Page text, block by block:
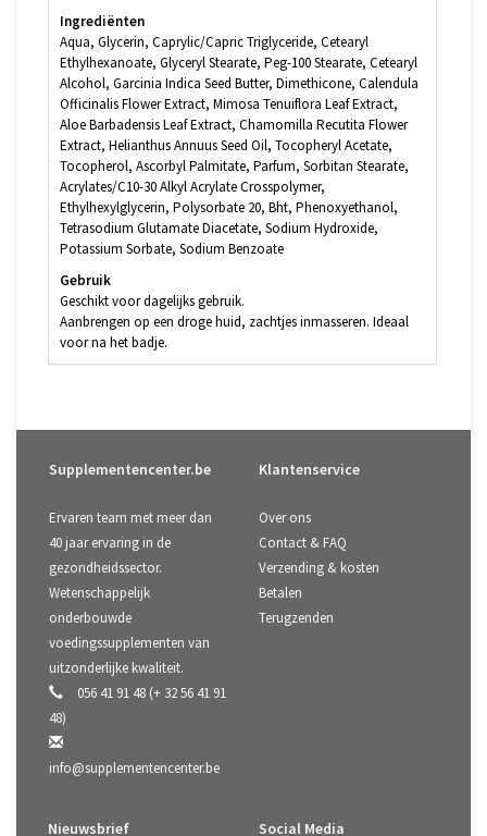
Ingrediënten
Aqua, Glycerin, Caprylic/Capric Triglyceride, Cetearyl
Ethylhexanoate, Glyceryl Stearate, Peg-100 Stearate, Cetearyl
Alcohol, Garcinia Indica Seed Butter, Dimethicone, Calendula
Officinalis Flower Extract, Mimosa Tenuiflora Leaf Extract,
Aloe Barbadensis Leaf Extract, Chamomilla Recutita Flower
Extract, Helianthus Annuus Seed Oil, Tocopheryl Acetate,
Tocopherol, Ascorbyl Palmitate, Parfum, Sorbitan Stearate,
Acrylates/C10-30 Alkyl Acrylate Crosspolymer,
Ethylhexylglycerin, Polysorbate 20, Bht, Phenoxyethanol,
Tetrasodium Glutamate Diacetate, Sodium Hydroxide,
Potassium Sorbate, Sodium Benzoate
Gebruik
Geschikt voor dagelijks gebruik.
Aanbrengen op een droge huid, zachtjes inmasseren. Ideaal
voor na het badje.
Supplementencenter.be
Ervaren team met meer dan
40 jaar ervaring in de
gezondheidssector.
Wetenschappelijk
onderbouwde
voedingssupplementen van
uitzonderlijke kwaliteit.
056 41 91 48 (+ 32 56 41 91
48)
info@supplementencenter.be
Klantenservice
Over ons
Contact & FAQ
Verzending & kosten
Betalen
Terugzenden
Nieuwsbrief Social Media